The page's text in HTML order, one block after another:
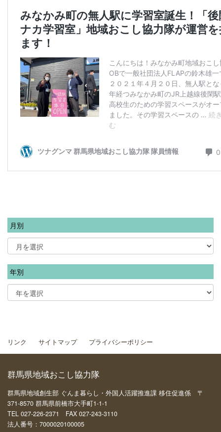
月別
年別
リンク サイトマップ プライバシーポリシー
群馬県地域おこし協力隊
群馬県地域創生部 ぐんま暮らし・外国人活躍推進課 移住促進係 〒
371-8570 群馬県前橋市大手町1-1-1
TEL 027-226-2371 FAX 027-243-3110
法人番号：7000020100005